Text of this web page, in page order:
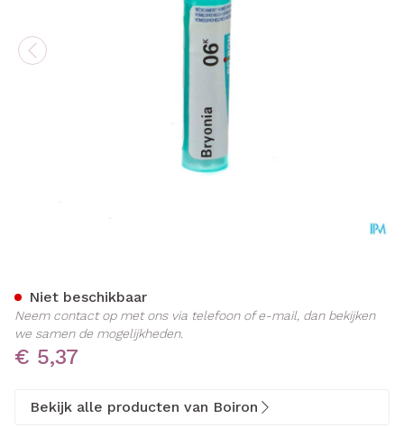
€ 5,37
Niet beschikbaar
Neem contact op met ons via telefoon of e-mail, dan bekijken
we samen de mogelijkheden.
Bekijk alle producten van Boiron